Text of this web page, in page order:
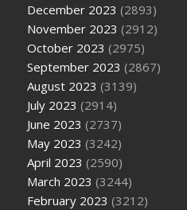
December 2023 (2893)
November 2023 (2912)
October 2023 (2975)
September 2023 (2867)
August 2023 (3139)
July 2023 (2914)
June 2023 (2737)
May 2023 (3242)
April 2023 (2590)
March 2023 (3244)
February 2023 (3212)